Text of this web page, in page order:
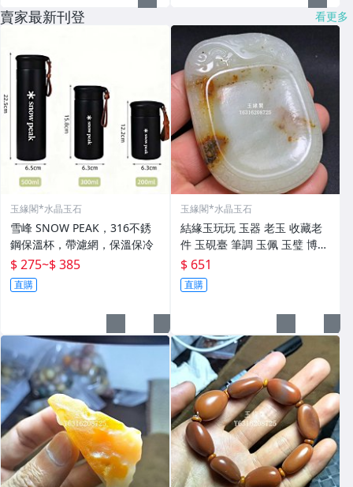
賣家最新刊登 看更多
玉緣閣*水晶玉石
雪峰 SNOW PEAK，316不銹
鋼保溫杯，帶濾網，保溫保冷
$ 275~$ 385
直購
玉緣閣*水晶玉石
結緣玉玩玩 玉器 老玉 收藏老
件 玉硯臺 筆調 玉佩 玉璧 博擺
寶貝實 做工精細 精工細作 線
條流暢 有螭龍 瑞獸 邊刻如意
紋 玉質溫潤起光
$ 651
直購